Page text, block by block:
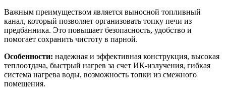
Важным преимуществом является выносной топливный
канал, который позволяет организовать топку печи из
предбанника. Это повышает безопасность, удобство и
помогает сохранить чистоту в парной.
Особенности: надежная и эффективная конструкция, высокая
теплоотдача, быстрый нагрев за счет ИК-излучения, гибкая
система нагрева воды, возможность топки из смежного
помещения.